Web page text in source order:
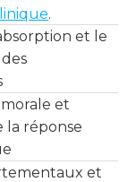
.
et le
et
la réponse
et